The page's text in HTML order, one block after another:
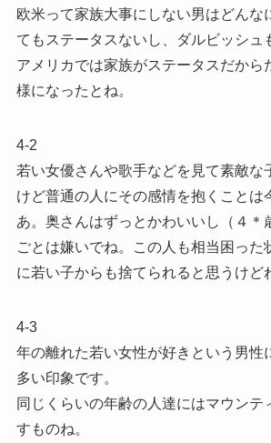
欧米って家族大事にしない男はどんな
てもステータスないし、ダルビッシュ
アメリカでは家族がステータスだから
様になったとね。
4-2
若い女優さんや歌手などを見て素敵な
けど普通の人にその感情を抱くことは
あ。奥さんはずっとかわいいし（４＊
ごとは嫌いでね。この人も相当困った
に若い子からも捨てられると思うけど
4-3
年の離れた若い女性が好きという男性
多い印象です。
同じくらいの年齢の人達にはマウンテ
すものね。